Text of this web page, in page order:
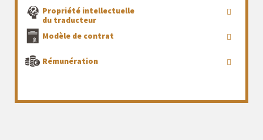
Propriété intellectuelle
du traducteur
Modèle de contrat
Rémunération